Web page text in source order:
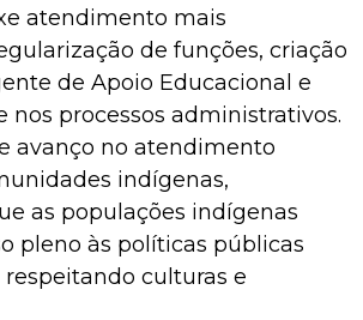
atendimento mais
de funções, criação
de Apoio Educacional e
nos processos administrativos.
avanço no atendimento
indígenas,
as populações indígenas
pleno às políticas públicas
culturas e